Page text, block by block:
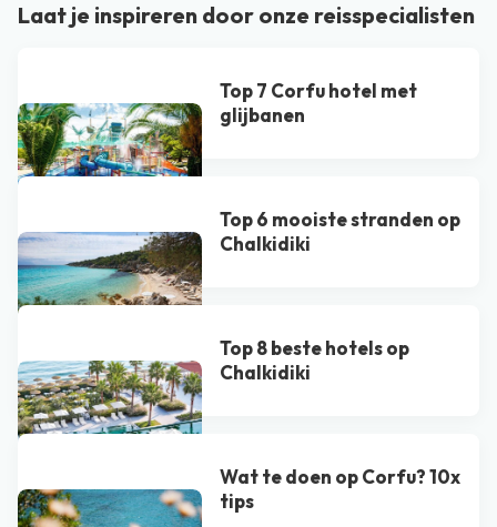
Laat je inspireren door onze reisspecialisten
Top 7 Corfu hotel met
glijbanen
Top 6 mooiste stranden op
Chalkidiki
Top 8 beste hotels op
Chalkidiki
Wat te doen op Corfu? 10x
tips